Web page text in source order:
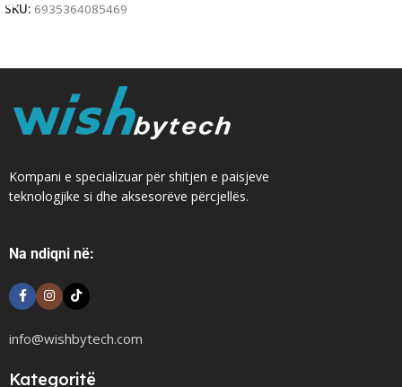
SKU: 6935364085469
Kompani e specializuar për shitjen e paisjeve
teknologjike si dhe aksesorëve përcjellës.
Na ndiqni në:
info@wishbytech.com
Kategoritë